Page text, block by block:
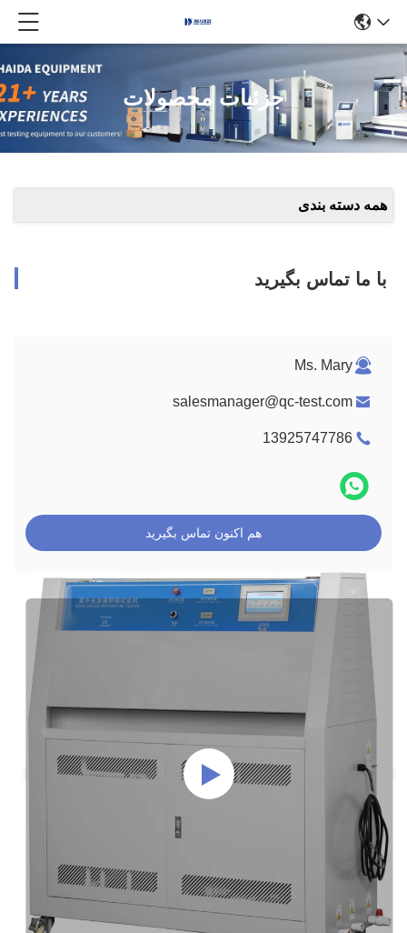
جزئیات محصولات
همه دسته بندی
با ما تماس بگیرید
Ms. Mary
salesmanager@qc-test.com
13925747786
هم اکنون تماس بگیرید